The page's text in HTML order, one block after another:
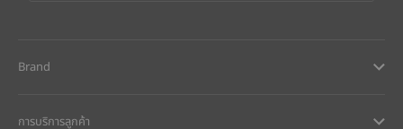
Brand
การบริการลูกค้า